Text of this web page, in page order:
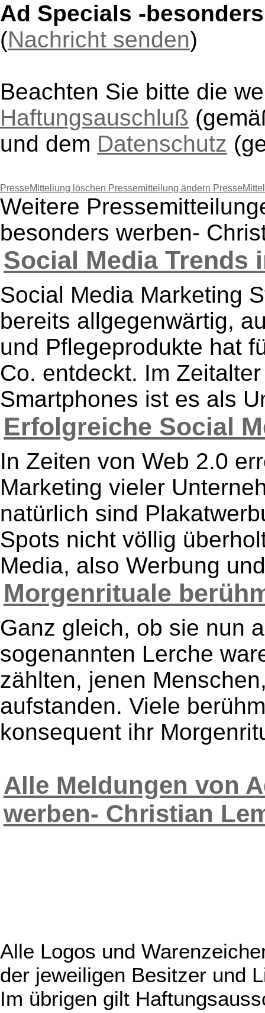
Ad Specials -
(Nachricht senden)
Beachten Sie bitte die
Haftungsauschluß
und dem Datenschutz
PresseMitteliung löschen Pressemitteilung ändern
Weitere
besonders werben-
Social Media Trends
Social Media Marketing
bereits allgegenwärtig,
und Pflegeprodukte hat
Co. entdeckt. Im
Smartphones ist es als
Erfolgreiche Social
In Zeiten von Web 2.0
Marketing vieler
natürlich sind
Spots nicht völlig
Media, also Werbung
Morgenrituale
Ganz gleich, ob sie nun
sogenannten Lerche
zählten, jenen
aufstanden. Viele
konsequent ihr
Alle Meldungen von
werben- Christian
Alle Logos und
der jeweiligen Besitzer und
Im übrigen gilt